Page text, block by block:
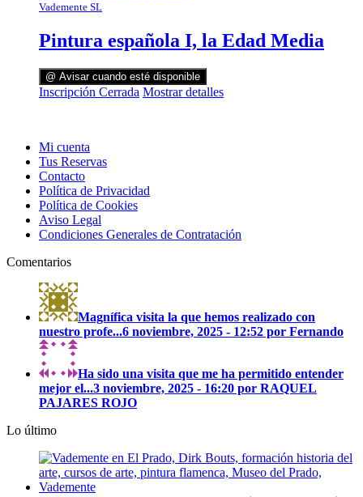
Vademente SL
Pintura española I, la Edad Media
@ Avisar cuando esté disponible
Inscripción Cerrada Mostrar detalles
Mi cuenta
Tus Reservas
Contacto
Política de Privacidad
Política de Cookies
Aviso Legal
Condiciones Generales de Contratación
Comentarios
Magnífica visita la que hemos realizado con
nuestro profe...6 noviembre, 2025 - 12:52 por Fernando
Ha sido una visita que me ha permitido entender
mejor el...3 noviembre, 2025 - 16:20 por RAQUEL
PAJARES ROJO
Lo último